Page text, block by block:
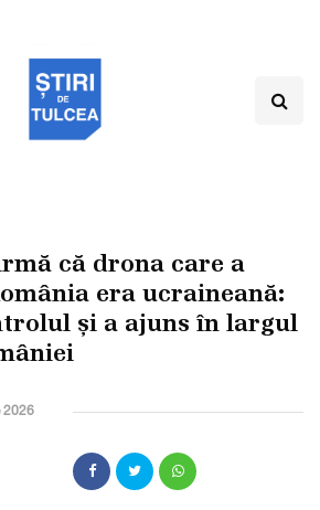
că drona care a
era ucraineană:
și a ajuns în largul
2026